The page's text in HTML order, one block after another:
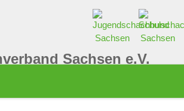
Sachsen e.V.